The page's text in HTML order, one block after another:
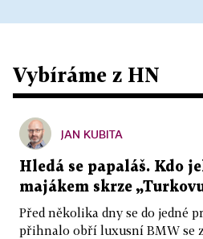
Vybíráme z HN
JAN KUBITA
Hledá se papaláš. Kdo
majákem skrze
Před několika dny se do jedné
přihnalo obří luxusní BMW se